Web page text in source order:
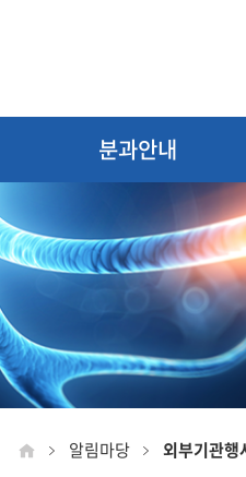
분과안내
알림마당 외부기관행